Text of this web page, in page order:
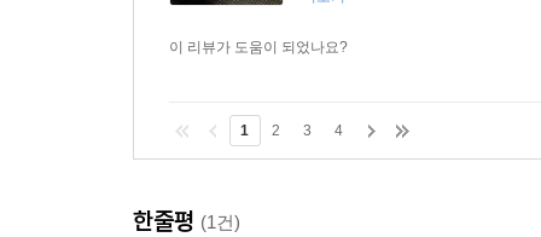
이 리뷰가 도움이 되었나요?
1 2 3 4
한줄평 (1건)